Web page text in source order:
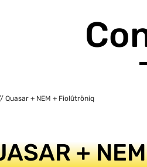
Quasar + NEM + Fiolûtröniq
+